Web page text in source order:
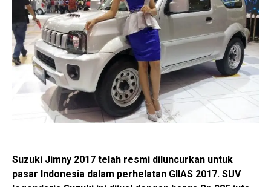
Suzuki Jimny 2017 telah resmi diluncurkan untuk
pasar Indonesia dalam perhelatan GIIAS 2017. SUV